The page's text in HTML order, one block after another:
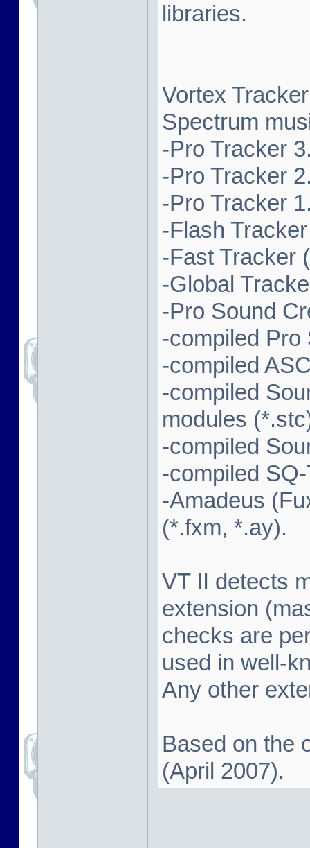
libraries.
Vortex
Spectrum
-Pro Tracker
-Pro Tracker
-Pro Tracker
-Flash
-Fast Tracker
-Global
-Pro Sound
-compiled Pro
-compiled
-compiled
modules
-compiled
-compiled
-Amadeus
(*.fxm, *.ay).
VT II detects
extension
checks are
used in well-
Any other
Based on the
(April 2007).